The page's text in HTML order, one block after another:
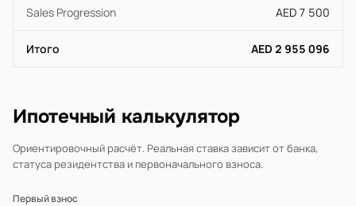
Sales Progression AED 7 500
Итого AED 2 955 096
Ипотечный калькулятор
Ориентировочный расчёт. Реальная ставка зависит от банка,
статуса резидентства и первоначального взноса.
Первый взнос